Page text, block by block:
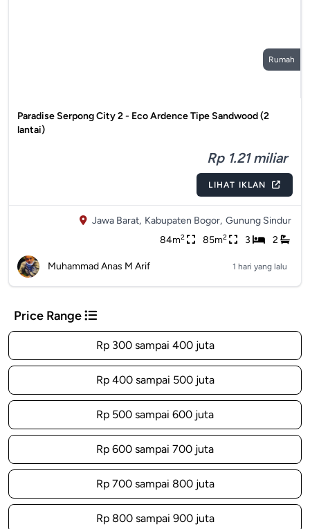
Rumah
Paradise Serpong City 2 - Eco Ardence Tipe Sandwood (2
lantai)
Rp 1.21 miliar
LIHAT IKLAN
Jawa Barat, Kabupaten Bogor, Gunung Sindur
84m2 85m2 3 2
Muhammad Anas M Arif 1 hari yang lalu
Price Range
Rp 300 sampai 400 juta
Rp 400 sampai 500 juta
Rp 500 sampai 600 juta
Rp 600 sampai 700 juta
Rp 700 sampai 800 juta
Rp 800 sampai 900 juta